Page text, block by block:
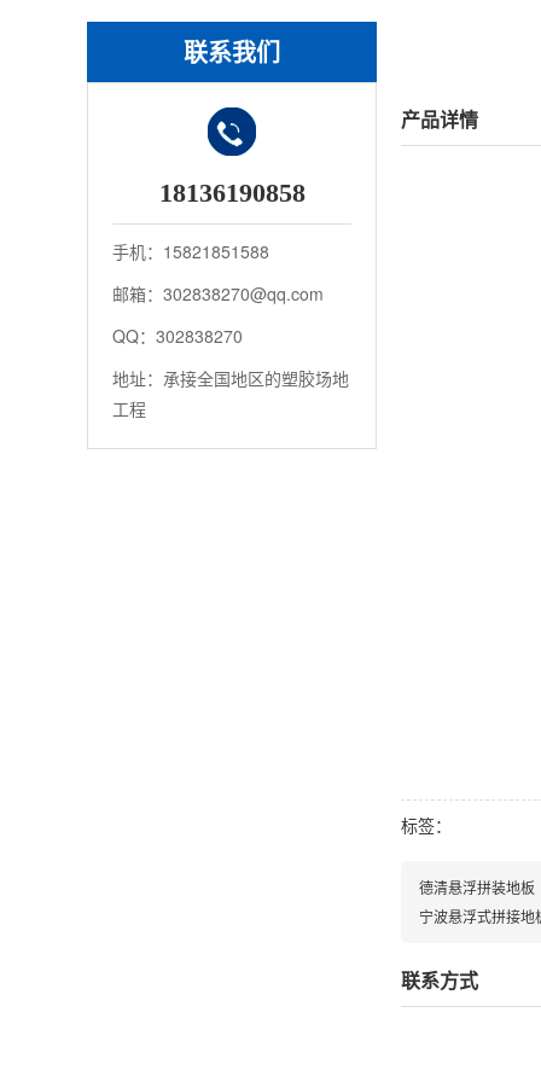
联系我们
18136190858
手机：15821851588
邮箱：302838270@qq.com
QQ：302838270
地址：承接全国地区的塑胶场地
工程
产品详情
标签：
德清悬浮拼装地板
宁波悬浮式拼接地
联系方式